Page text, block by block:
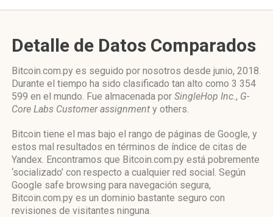
Detalle de Datos Comparados
Bitcoin.com.py es seguido por nosotros desde junio, 2018.
Durante el tiempo ha sido clasificado tan alto como 3 354
599 en el mundo. Fue almacenada por SingleHop Inc., G-
Core Labs Customer assignment y others.
Bitcoin tiene el mas bajo el rango de páginas de Google, y
estos mal resultados en términos de índice de citas de
Yandex. Encontramos que Bitcoin.com.py está pobremente
‘socializado’ con respecto a cualquier red social. Según
Google safe browsing para navegación segura,
Bitcoin.com.py es un dominio bastante seguro con
revisiones de visitantes ninguna.